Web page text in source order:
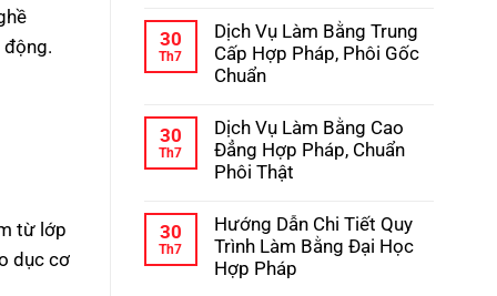
từ lớp
dục cơ
Đại
Học
–
Kinh
Lừa
Đảo
bình
luận
ở
Hướng
Tiết
Quy
Trình
Làm
3
Hợp
Pháp
30
Th7
Dịch Vụ Làm Bằng Trung
Cấp Hợp Pháp, Phôi Gốc
Chuẩn
bình
luận
ở
Dịch
Bằng
Trung
Cấp
Hợp
30
Th7
Dịch Vụ Làm Bằng Cao
Đẳng Hợp Pháp, Chuẩn
Phôi Thật
bình
luận
ở
Dịch
30
Th7
Hướng Dẫn Chi Tiết Quy
Trình Làm Bằng Đại Học
Hợp Pháp